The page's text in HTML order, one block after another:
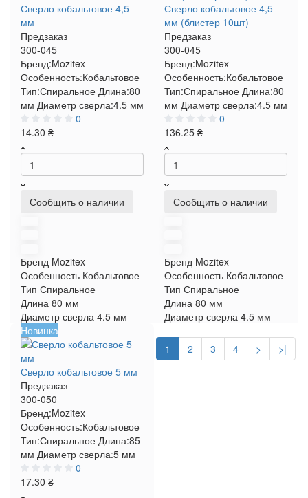
Сверло кобальтовое 4,5
мм
Предзаказ
300-045
Бренд:Mozitex
Особенность:Кобальтовое
Тип:Спиральное Длина:80
мм Диаметр сверла:4.5 мм
0
14.30 ₴
Сообщить о наличии
Бренд Mozitex
Особенность Кобальтовое
Тип Спиральное
Длина 80 мм
Диаметр сверла 4.5 мм
Сверло кобальтовое 4,5
мм (блистер 10шт)
Предзаказ
300-045
Бренд:Mozitex
Особенность:Кобальтовое
Тип:Спиральное Длина:80
мм Диаметр сверла:4.5 мм
0
136.25 ₴
Сообщить о наличии
Бренд Mozitex
Особенность Кобальтовое
Тип Спиральное
Длина 80 мм
Диаметр сверла 4.5 мм
Новинка
Сверло кобальтовое 5 мм
Предзаказ
300-050
Бренд:Mozitex
Особенность:Кобальтовое
Тип:Спиральное Длина:85
мм Диаметр сверла:5 мм
0
17.30 ₴
1 2 3 4 > >|